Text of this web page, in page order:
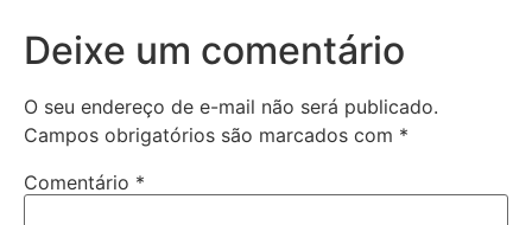
Deixe um comentário
O seu endereço de e-mail não será publicado.
Campos obrigatórios são marcados com *
Comentário *